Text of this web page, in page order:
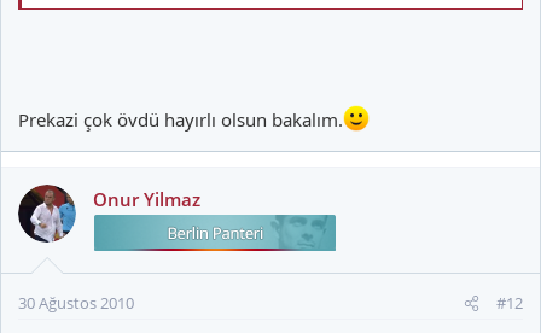
Prekazi çok övdü hayırlı olsun bakalım.
Onur Yilmaz
30 Ağustos 2010 #12